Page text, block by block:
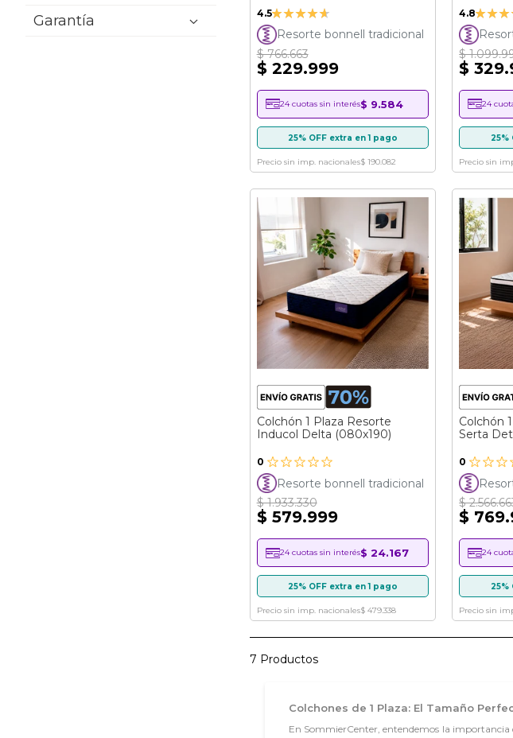
4.5Valoración:
89%
Resorte bonnell tradicional
$ 766.663
$ 229.999
24 cuotas sin interés$ 9.584
25% OFF extra en 1 pago
Precio sin imp. nacionales$ 190.082
4.8
95%
$
$
24
25%
Precio sin
Colchón 1 Plaza Resorte
Inducol Delta (080x190)
0
Resorte bonnell tradicional
$ 1.933.330
$ 579.999
24 cuotas sin interés$ 24.167
25% OFF extra en 1 pago
Precio sin imp. nacionales$ 479.338
Colchón
Serta
0
$
$
24
25%
Precio sin
7 Productos
Colchones de 1 Plaza: El Tamaño
En SommierCenter, entendemos la importancia
Garantía